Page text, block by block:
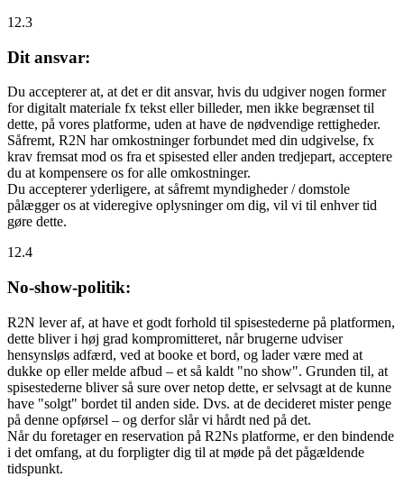
12.3
Dit ansvar:
Du accepterer at, at det er dit ansvar, hvis du udgiver nogen former
for digitalt materiale fx tekst eller billeder, men ikke begrænset til
dette, på vores platforme, uden at have de nødvendige rettigheder.
Såfremt, R2N har omkostninger forbundet med din udgivelse, fx
krav fremsat mod os fra et spisested eller anden tredjepart, acceptere
du at kompensere os for alle omkostninger.
Du accepterer yderligere, at såfremt myndigheder / domstole
pålægger os at videregive oplysninger om dig, vil vi til enhver tid
gøre dette.
12.4
No-show-politik:
R2N lever af, at have et godt forhold til spisestederne på platformen,
dette bliver i høj grad kompromitteret, når brugerne udviser
hensynsløs adfærd, ved at booke et bord, og lader være med at
dukke op eller melde afbud – et så kaldt "no show". Grunden til, at
spisestederne bliver så sure over netop dette, er selvsagt at de kunne
have "solgt" bordet til anden side. Dvs. at de decideret mister penge
på denne opførsel – og derfor slår vi hårdt ned på det.
Når du foretager en reservation på R2Ns platforme, er den bindende
i det omfang, at du forpligter dig til at møde på det pågældende
tidspunkt.